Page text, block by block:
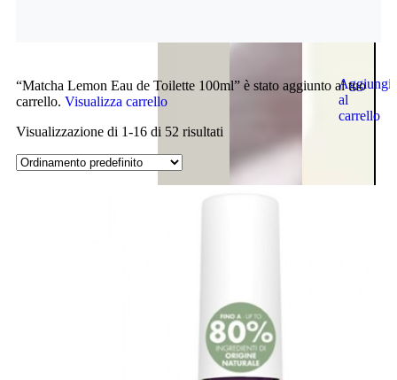
Aggiungi
al
carrello
“Matcha Lemon Eau de Toilette 100ml” è stato aggiunto al tuo
carrello. Visualizza carrello
Visualizzazione di 1-16 di 52 risultati